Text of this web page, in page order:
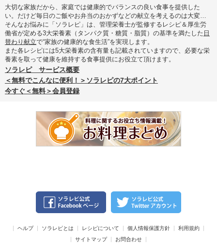
大切な家族だから、家庭では健康的でバランスの良い食事を提供した
い。だけど毎日のご飯やお弁当のおかずなどの献立を考えるのは大変…
そんなお悩みに「ソラレピ」は、管理栄養士が監修するレシピ＆厚生労
働省が定める3大栄養素（タンパク質・糖質・脂質）の基準を満たした 日
替わり献立で“家族の健康的な食生活”を実現します。
また各レシピには5大栄養素の含有量も記載されていますので、必要な栄
養素を取って健康を維持する食事提供にお役立て頂けます。
ソラレピ サービス概要
＜無料でこんなに便利！＞ソラレピの7大ポイント
今すぐ＜無料＞会員登録
ヘルプ ソラレピとは レシピについて 個人情報保護方針
利用規約
サイトマップ
お問合わせ